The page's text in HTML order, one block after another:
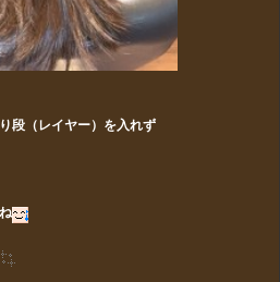
段（レイヤー）を入れず